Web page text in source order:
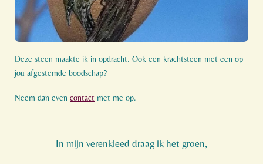
Deze steen maakte ik in opdracht. Ook een krachtsteen met een op
jou afgestemde boodschap?
Neem dan even contact met me op.
In mijn verenkleed draag ik het groen,